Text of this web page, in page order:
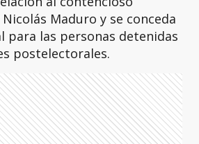
Maduro y se conceda
para las personas detenidas
postelectorales.